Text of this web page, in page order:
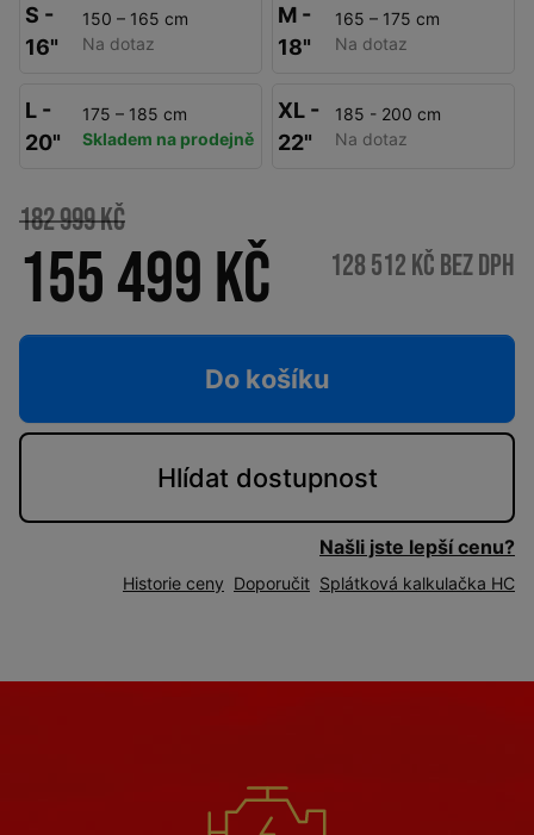
S -
16"
150 – 165 cm
Na dotaz
M -
18"
165 – 175 cm
Na dotaz
L -
20"
175 – 185 cm
Skladem na prodejně
XL -
22"
185 - 200 cm
Na dotaz
182 999 Kč
155 499 Kč 128 512 Kč bez DPH
Do košíku
Hlídat dostupnost
Našli jste lepší cenu?
Historie ceny Doporučit Splátková kalkulačka HC